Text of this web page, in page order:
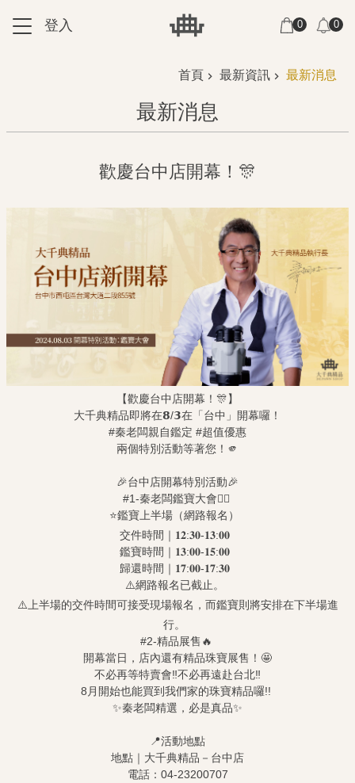
跳到主要內容區塊
::: 登入 0 0
首頁 最新資訊 最新消息
最新消息
歡慶台中店開幕！🎊
【歡慶台中店開幕！🎊】
大千典精品即將在𝟴/𝟯在「台中」開幕囉！
#秦老闆親自鑑定 #超值優惠
兩個特別活動等著您！🫵
🎉台中店開幕特別活動🎉
#1-秦老闆鑑寶大會🕵️‍♂️
⭐鑑寶上半場（網路報名）
交件時間｜𝟏𝟐:𝟑𝟎-𝟏𝟑:𝟎𝟎
鑑寶時間｜𝟏𝟑:𝟎𝟎-𝟏𝟓:𝟎𝟎
歸還時間｜𝟏𝟕:𝟎𝟎-𝟏𝟕:𝟑𝟎
⚠️網路報名已截止。
⚠️上半場的交件時間可接受現場報名，而鑑寶則將安排在下半場進
行。
#2-精品展售🔥
開幕當日，店內還有精品珠寶展售！🤩
不必再等特賣會‼️不必再遠赴台北‼️
8月開始也能買到我們家的珠寶精品囉!!
✨秦老闆精選，必是真品✨
📍活動地點
地點｜大千典精品－台中店
電話：04-23200707